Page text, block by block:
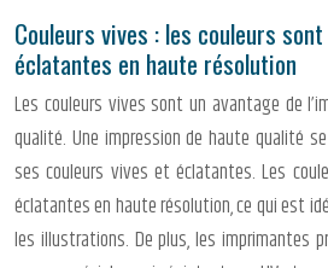
Couleurs vives : les couleurs
éclatantes en haute résolution
Les couleurs vives sont un avantage de
qualité. Une impression de haute qualité
ses couleurs vives et éclatantes. Les
éclatantes en haute résolution, ce qui est
les illustrations. De plus, les imprimantes